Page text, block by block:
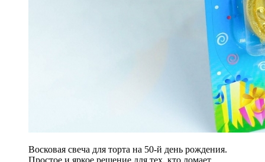
Восковая свеча для торта на 50-й день рождения.
Простое и яркое решение для тех, кто ломает